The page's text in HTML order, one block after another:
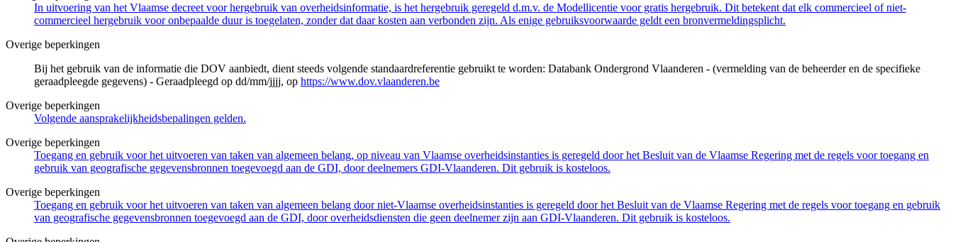
In uitvoering van het Vlaamse decreet voor hergebruik van overheidsinformatie, is het hergebruik geregeld d.m.v. de Modellicentie voor gratis hergebruik. Dit betekent dat elk commercieel of niet-
commercieel hergebruik voor onbepaalde duur is toegelaten, zonder dat daar kosten aan verbonden zijn. Als enige gebruiksvoorwaarde geldt een bronvermeldingsplicht.
Overige beperkingen
Bij het gebruik van de informatie die DOV aanbiedt, dient steeds volgende standaardreferentie gebruikt te worden: Databank Ondergrond Vlaanderen - (vermelding van de beheerder en de specifieke
geraadpleegde gegevens) - Geraadpleegd op dd/mm/jjjj, op https://www.dov.vlaanderen.be
Overige beperkingen
Volgende aansprakelijkheidsbepalingen gelden.
Overige beperkingen
Toegang en gebruik voor het uitvoeren van taken van algemeen belang, op niveau van Vlaamse overheidsinstanties is geregeld door het Besluit van de Vlaamse Regering met de regels voor toegang en
gebruik van geografische gegevensbronnen toegevoegd aan de GDI, door deelnemers GDI-Vlaanderen. Dit gebruik is kosteloos.
Overige beperkingen
Toegang en gebruik voor het uitvoeren van taken van algemeen belang door niet-Vlaamse overheidsinstanties is geregeld door het Besluit van de Vlaamse Regering met de regels voor toegang en gebruik
van geografische gegevensbronnen toegevoegd aan de GDI, door overheidsdiensten die geen deelnemer zijn aan GDI-Vlaanderen. Dit gebruik is kosteloos.